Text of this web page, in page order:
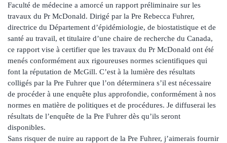
Faculté de médecine a amorcé un rapport préliminaire sur les
travaux du Pr McDonald. Dirigé par la Pre Rebecca Fuhrer,
directrice du Département d’épidémiologie, de biostatistique et de
santé au travail, et titulaire d’une chaire de recherche du Canada,
ce rapport vise à certifier que les travaux du Pr McDonald ont été
menés conformément aux rigoureuses normes scientifiques qui
font la réputation de McGill. C’est à la lumière des résultats
colligés par la Pre Fuhrer que l’on déterminera s’il est nécessaire
de procéder à une enquête plus approfondie, conformément à nos
normes en matière de politiques et de procédures. Je diffuserai les
résultats de l’enquête de la Pre Fuhrer dès qu’ils seront
disponibles.
Sans risquer de nuire au rapport de la Pre Fuhrer, j’aimerais fournir